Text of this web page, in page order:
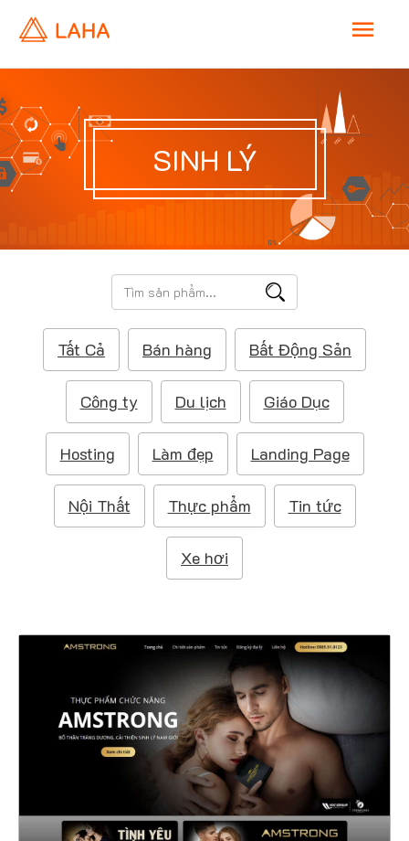
M
a
i
n
n
u
SINH LÝ
T
ì
m
i
ế
m
Tất Cả Bán hàng Bất Động Sản
Công ty Du lịch Giáo Dục
Hosting Làm đẹp Landing Page
Nội Thất Thực phẩm Tin tức
Xe hơi
4406